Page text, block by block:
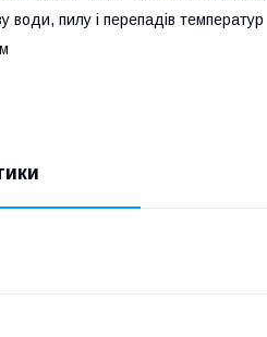
води, пилу і перепадів температур